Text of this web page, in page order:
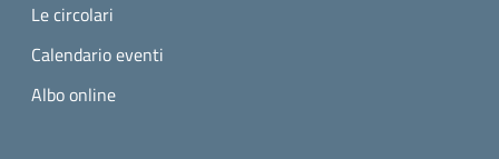
Le circolari
Calendario eventi
Albo online